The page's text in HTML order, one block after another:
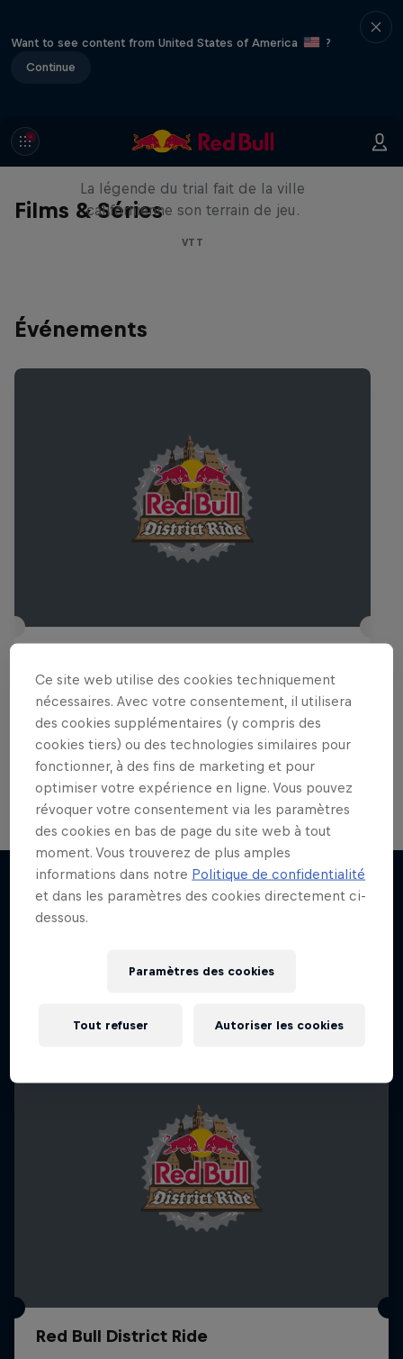
Want to see content from United States of America
?
Continue
Films & Séries
Danny MacAskill : Postcard
from San Francisco
La légende du trial fait de la ville
californienne son terrain de jeu.
VTT
Événements
24 – 25 Juillet 2026
Groningen, Netherlands
VTT
Voir le replay
J'EN VEUX ENCORE !
Danny MacAskill : Postcard from
San Francisco
La légende du trial fait de la ville californienne
On Track
Red Bull District Ride
Ce site web utilise des cookies techniquement
nécessaires. Avec votre consentement, il utilisera
des cookies supplémentaires (y compris des
cookies tiers) ou des technologies similaires pour
fonctionner, à des fins de marketing et pour
optimiser votre expérience en ligne. Vous pouvez
révoquer votre consentement via les paramètres
des cookies en bas de page du site web à tout
moment. Vous trouverez de plus amples
informations dans notre Politique de confidentialité
et dans les paramètres des cookies directement ci-
dessous.
Paramètres des cookies
Tout refuser Autoriser les cookies